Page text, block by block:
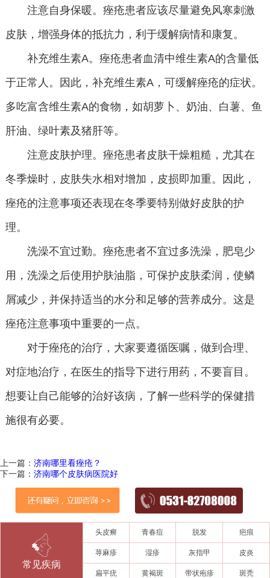
注意自身保暖。痤疮患者应该尽量避免风寒刺激
皮肤，增强身体的抵抗力，利于缓解病情和康复。
补充维生素A。痤疮患者血清中维生素A的含量低
于正常人。因此，补充维生素A，可缓解痤疮的症状。
多吃富含维生素A的食物，如胡萝卜、奶油、白薯、鱼
肝油、绿叶素及猪肝等。
注意皮肤护理。痤疮患者皮肤干燥粗糙，尤其在
冬季燥时，皮肤失水相对增加，皮损即加重。因此，
痤疮的注意事项还表现在冬季要特别做好皮肤的护
理。
洗澡不宜过勤。痤疮患者不宜过多洗澡，肥皂少
用，洗澡之后使用护肤油脂，可保护皮肤柔润，使鳞
屑减少，并保持适当的水分和足够的营养成分。这是
痤疮注意事项中重要的一点。
对于痤疮的治疗，大家要遵循医嘱，做到合理、
对症地治疗，在医生的指导下进行用药，不要盲目。
想要让自己能够的治好该病，了解一些科学的保健措
施很有必要。
上一篇： 济南哪里看痤疮？
下一篇： 济南哪个皮肤病医院好
常见疾病
头皮癣 青春痘 脱发 疤痕
荨麻疹 湿疹 灰指甲 皮炎
扁平疣 黄褐斑 带状疱疹 斑秃